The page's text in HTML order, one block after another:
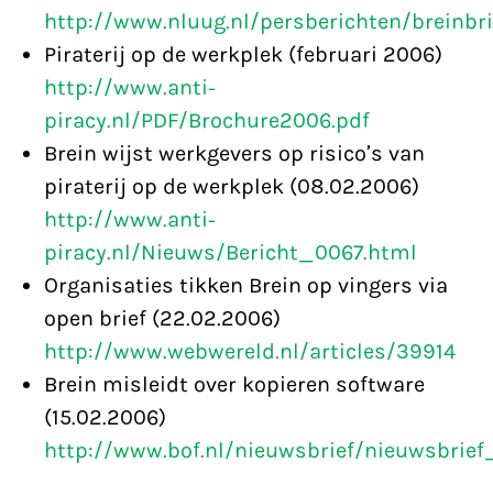
http://www.nluug.nl/persberichten/
Piraterij op de werkplek (februari 2006)
http://www.anti-
piracy.nl/PDF/Brochure2006.pdf
Brein wijst werkgevers op risico’s van
piraterij op de werkplek (08.02.2006)
http://www.anti-
piracy.nl/Nieuws/Bericht_0067.html
Organisaties tikken Brein op vingers via
open brief (22.02.2006)
http://www.webwereld.nl/articles/39914
Brein misleidt over kopieren software
(15.02.2006)
http://www.bof.nl/nieuwsbrief/